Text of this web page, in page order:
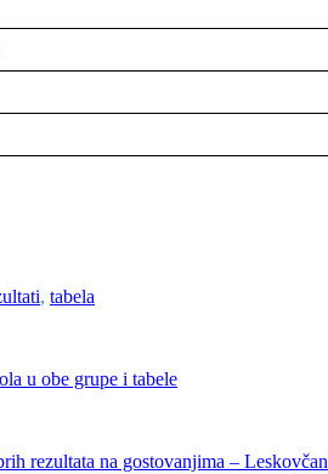
, tabela
u obe grupe i tabele
rezultata na gostovanjima –